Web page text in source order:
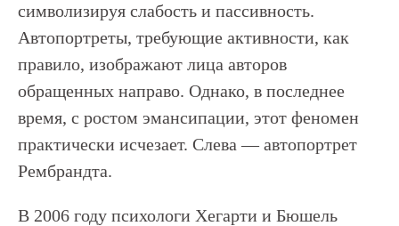
символизируя слабость и пассивность.
Автопортреты, требующие активности, как
правило, изображают лица авторов
обращенных направо. Однако, в последнее
время, с ростом эмансипации, этот феномен
практически исчезает. Слева — автопортрет
Рембрандта.
В 2006 году психологи Хегарти и Бюшель